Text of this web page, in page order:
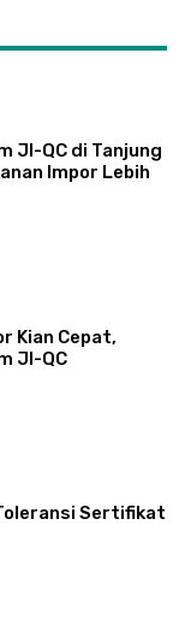
JI-QC di Tanjung
Impor Lebih
Kian Cepat,
JI-QC
Sertifikat